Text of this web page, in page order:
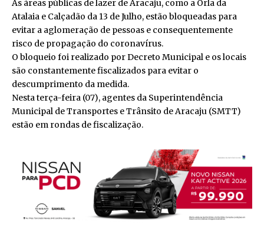
As áreas públicas de lazer de Aracaju, como a Orla da
Atalaia e Calçadão da 13 de Julho, estão bloqueadas para
evitar a aglomeração de pessoas e consequentemente
risco de propagação do coronavírus.
O bloqueio foi realizado por Decreto Municipal e os locais
são constantemente fiscalizados para evitar o
descumprimento da medida.
Nesta terça-feira (07), agentes da Superintendência
Municipal de Transportes e Trânsito de Aracaju (SMTT)
estão em rondas de fiscalização.